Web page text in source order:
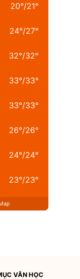
20°/21°
24°/27°
32°/32°
33°/33°
33°/33°
26°/26°
24°/24°
23°/23°
VĂN HỌC